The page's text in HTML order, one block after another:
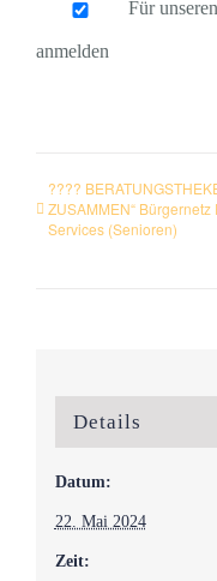
Für
anmelden
????
ZUSAMMEN“ Bürgernetz
Services (Senioren)
Details
Datum:
22. Mai 2024
Zeit: